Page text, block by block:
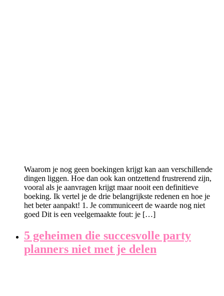
Waarom je nog geen boekingen krijgt kan aan verschillende
dingen liggen. Hoe dan ook kan ontzettend frustrerend zijn,
vooral als je aanvragen krijgt maar nooit een definitieve
boeking. Ik vertel je de drie belangrijkste redenen en hoe je
het beter aanpakt! 1. Je communiceert de waarde nog niet
goed Dit is een veelgemaakte fout: je […]
5 geheimen die succesvolle party
planners niet met je delen